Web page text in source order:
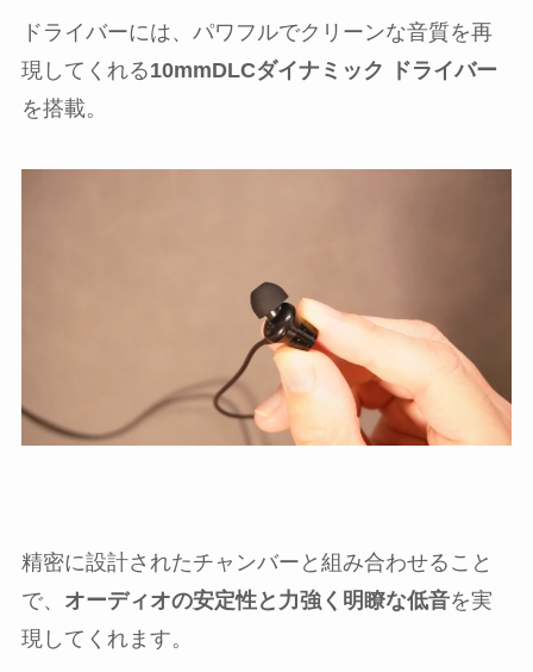
ドライバーには、パワフルでクリーンな音質を再
現してくれる10mmDLCダイナミック ドライバー
を搭載。
精密に設計されたチャンバーと組み合わせること
で、 オーディオの安定性と力強く明瞭な低音を実
現してくれます。